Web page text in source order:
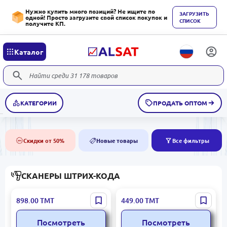
Нужно купить много позиций? Не ищите по
одной! Просто загрузите свой список покупок и
получите КП.
ЗАГРУЗИТЬ
СПИСОК
Каталог
КАТЕГОРИИ ПРОДАТЬ ОПТОМ
50% Скидки от 50% NEW Новые товары Все фильтры
СКАНЕРЫ ШТРИХ-КОДА
GTCODESTAR X-1901C |
Беспроводной 2.4G 1D
CCD сканер штрих-кодов
с подставкой
898.00ТМТ
Посмотреть
GTCODESTAR X-9700A |
Проводной 1D сканер
штрих-кодов USB
449.00ТМТ
Посмотреть